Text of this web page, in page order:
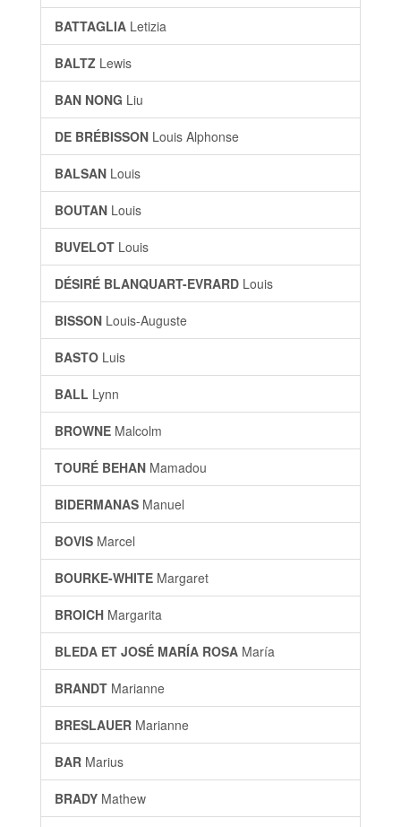
BATTAGLIA Letizia
BALTZ Lewis
BAN NONG Liu
DE BRÉBISSON Louis Alphonse
BALSAN Louis
BOUTAN Louis
BUVELOT Louis
DÉSIRÉ BLANQUART-EVRARD Louis
BISSON Louis-Auguste
BASTO Luis
BALL Lynn
BROWNE Malcolm
TOURÉ BEHAN Mamadou
BIDERMANAS Manuel
BOVIS Marcel
BOURKE-WHITE Margaret
BROICH Margarita
BLEDA ET JOSÉ MARÍA ROSA María
BRANDT Marianne
BRESLAUER Marianne
BAR Marius
BRADY Mathew